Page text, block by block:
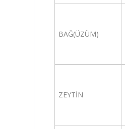
BAĞ(ÜZÜM)
ZEYTİN